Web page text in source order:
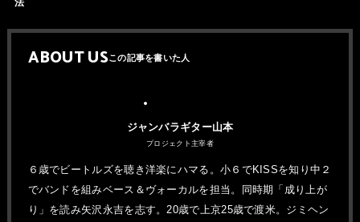
ABOUT US
ジャンバラギター山本
プロジェクト主宰者
６歳でビートルズを聴き洋楽にハマる。小６でKISSを知り中２
でバンドを組みベース＆ヴォーカルを担当。同時期「成り上が
り」を読み矢沢永吉を志す。20歳で上京25歳で渡米。ジミヘン